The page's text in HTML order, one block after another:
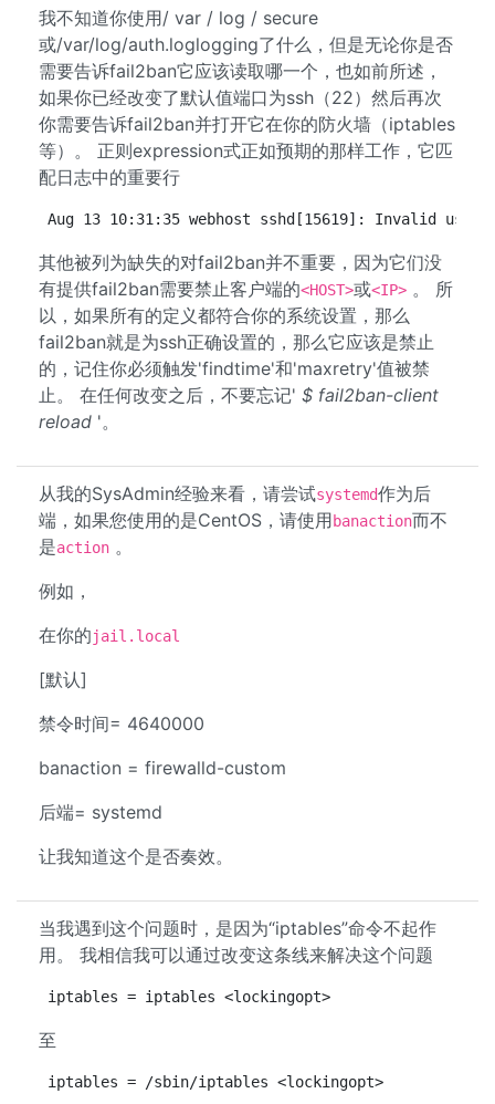
我不知道你使用/ var / log / secure
或/var/log/auth.loglogging了什么，但是无论你是否
需要告诉fail2ban它应该读取哪一个，也如前所述，
如果你已经改变了默认值端口为ssh（22）然后再次
你需要告诉fail2ban并打开它在你的防火墙（iptables
等）。 正则expression式正如预期的那样工作，它匹
配日志中的重要行
Aug 13 10:31:35 webhost sshd[15619]: Invalid user
其他被列为缺失的对fail2ban并不重要，因为它们没
有提供fail2ban需要禁止客户端的<HOST>或<IP> 。 所
以，如果所有的定义都符合你的系统设置，那么
fail2ban就是为ssh正确设置的，那么它应该是禁止
的，记住你必须触发'findtime'和'maxretry'值被禁
止。 在任何改变之后，不要忘记' $ fail2ban-client
reload '。
从我的SysAdmin经验来看，请尝试systemd作为后
端，如果您使用的是CentOS，请使用banaction而不
是action 。
例如，
在你的jail.local
[默认]
禁令时间= 4640000
banaction = firewalld-custom
后端= systemd
让我知道这个是否奏效。
当我遇到这个问题时，是因为“iptables”命令不起作
用。 我相信我可以通过改变这条线来解决这个问题
iptables = iptables <lockingopt>
至
iptables = /sbin/iptables <lockingopt>